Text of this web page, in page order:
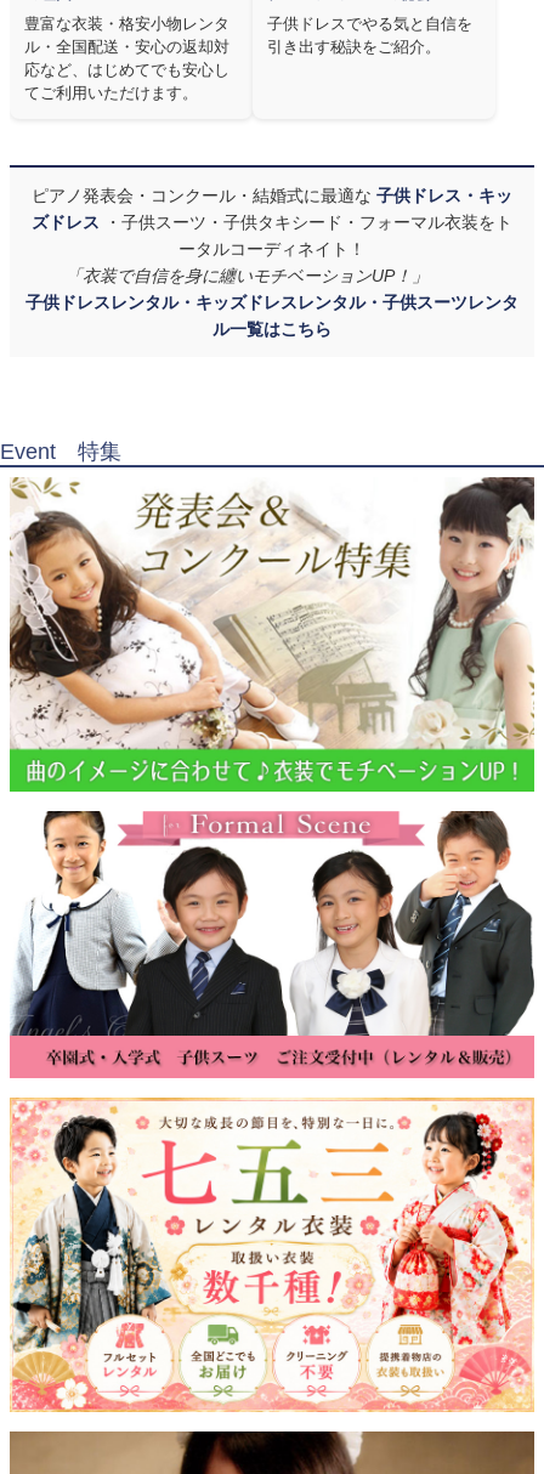
豊富な衣装・格安小物レンタ
ル・全国配送・安心の返却対
応など、はじめてでも安心し
てご利用いただけます。
子供ドレスでやる気と自信を
引き出す秘訣をご紹介。
ピアノ発表会・コンクール・結婚式に最適な 子供ドレス・キッ
ズドレス
・子供スーツ・子供タキシード・フォーマル衣装をト
ータルコーディネイト！
「衣装で自信を身に纏いモチベーションUP！」
子供ドレスレンタル・キッズドレスレンタル・子供スーツレンタ
ル一覧はこちら
Event 特集